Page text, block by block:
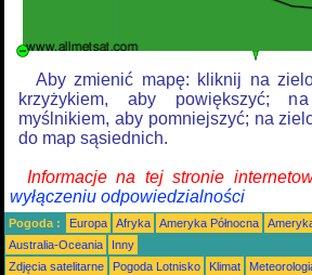
Aby zmienić mapę: kliknij na
krzyżykiem, aby powiększyć;
myślnikiem, aby pomniejszyć; na
do map sąsiednich.
Informacje na tej stronie
wyłączeniu odpowiedzialności
Pogoda : Europa Afryka Ameryka Północna
Australia-Oceania
Inny
Zdjęcia satelitarne
Pogoda Lotnisko Klimat